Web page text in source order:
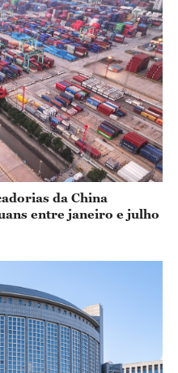
da China
entre janeiro e julho